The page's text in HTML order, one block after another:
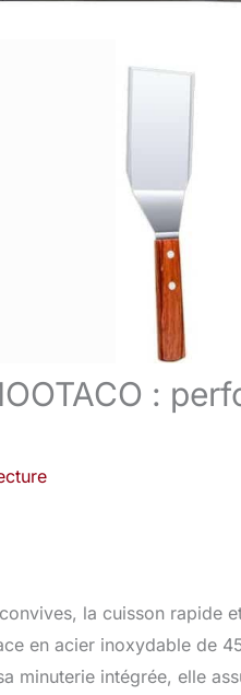
:
la cuisson rapide
en acier inoxydable de
minuterie intégrée, elle